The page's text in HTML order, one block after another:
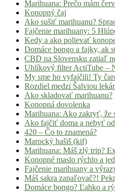
Marihuana: Prečo mám
Konopný čaj
Ako sušiť marihuanu?
Fajčenie marihuany: 5
Kedy a ako polievať
Domáce bongo a fajky, ak
CBD na Slovensku zatiaľ
Uhlíkový filter ActiTube –
My sme ho vyfajčili! Ty
Rozdiel medzi Šalviou
Ako skladovať marihuanu?
Konopná dovolenka
Marihuana: Ako zakryť, že
Ako fajčiť doma a nebyť
420 – Čo to znamená?
Marocký hašiš (kif)
Marihuana: Máš zlý trip?
Konopné maslo rýchlo a
Fajčenie marihuany a
Máš sakra zapaľovač?!
Domáce bongo? Ľahko a